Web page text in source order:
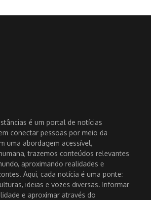
é um portal de notícias
conectar pessoas por meio da
uma abordagem acessível,
trazemos conteúdos relevantes
aproximando realidades e
Aqui, cada notícia é uma ponte:
ideias e vozes diversas. Informar
e aproximar através do